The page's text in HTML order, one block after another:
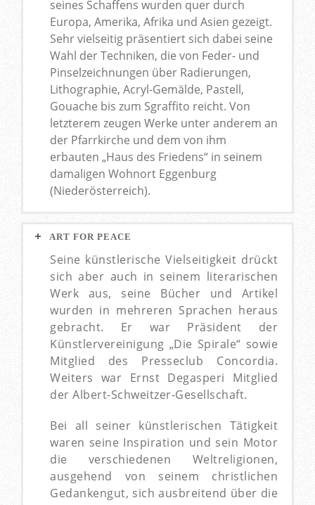
seines Schaffens wurden quer durch
Europa, Amerika, Afrika und Asien gezeigt.
Sehr vielseitig präsentiert sich dabei seine
Wahl der Techniken, die von Feder- und
Pinselzeichnungen über Radierungen,
Lithographie, Acryl-Gemälde, Pastell,
Gouache bis zum Sgraffito reicht. Von
letzterem zeugen Werke unter anderem an
der Pfarrkirche und dem von ihm
erbauten „Haus des Friedens“ in seinem
damaligen Wohnort Eggenburg
(Niederösterreich).
ART FOR PEACE
Seine künstlerische Vielseitigkeit drückt
sich aber auch in seinem literarischen
Werk aus, seine Bücher und Artikel
wurden in mehreren Sprachen heraus
gebracht. Er war Präsident der
Künstlervereinigung „Die Spirale“ sowie
Mitglied des Presseclub Concordia.
Weiters war Ernst Degasperi Mitglied
der Albert-Schweitzer-Gesellschaft.
Bei all seiner künstlerischen Tätigkeit
waren seine Inspiration und sein Motor
die verschiedenen Weltreligionen,
ausgehend von seinem christlichen
Gedankengut, sich ausbreitend über die